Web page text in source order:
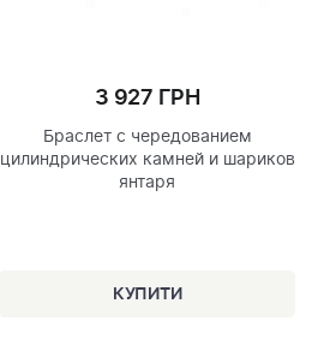
3 927 ГРН
Браслет с чередованием
цилиндрических камней и шариков
янтаря